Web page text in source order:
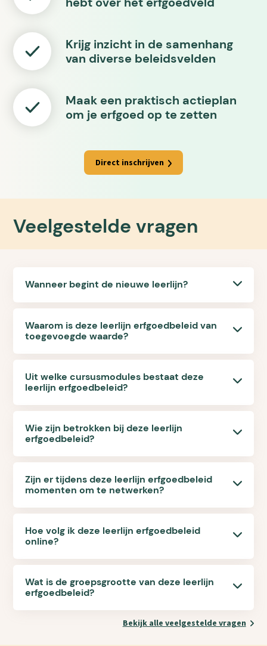
Krijg inzicht in de samenhang
van diverse beleidsvelden
Maak een praktisch actieplan
om je erfgoed op te zetten
Direct inschrijven
Veelgestelde vragen
Wanneer begint de nieuwe leerlijn?
Waarom is deze leerlijn erfgoedbeleid van
toegevoegde waarde?
Uit welke cursusmodules bestaat deze
leerlijn erfgoedbeleid?
Wie zijn betrokken bij deze leerlijn
erfgoedbeleid?
Zijn er tijdens deze leerlijn erfgoedbeleid
momenten om te netwerken?
Hoe volg ik deze leerlijn erfgoedbeleid
online?
Wat is de groepsgrootte van deze leerlijn
erfgoedbeleid?
Bekijk alle veelgestelde vragen